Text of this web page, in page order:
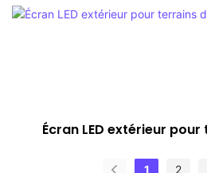
Écran LED extérieur
1 2